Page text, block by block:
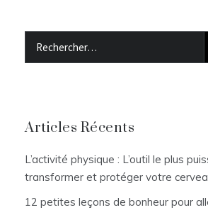
Articles Récents
L’activité physique : L’outil le plus
transformer et protéger votre
12 petites leçons de bonheur pour